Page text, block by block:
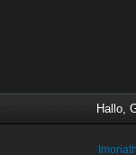
Hallo,